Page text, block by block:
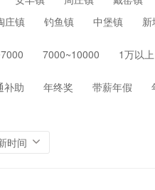
庄镇 钓鱼镇 中堡镇
7000~10000 1万以上
补助 年终奖 带薪年假
时间